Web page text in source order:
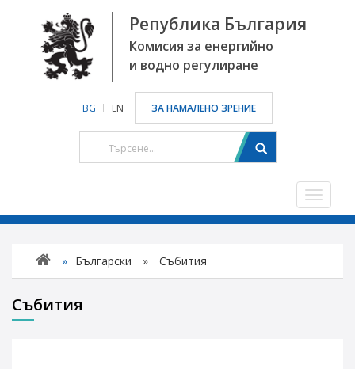
Република България
Комисия за енергийно
и водно регулиране
BG EN ЗА НАМАЛЕНО ЗРЕНИЕ
Toggle
» Български » Събития
Събития